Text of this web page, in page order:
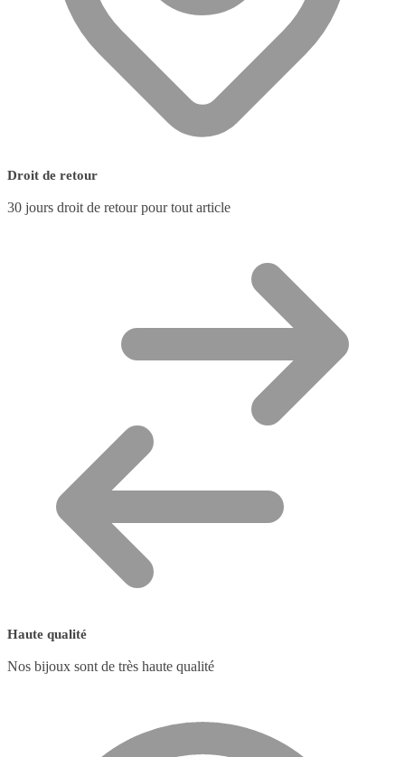
Droit de retour
30 jours droit de retour pour tout article
Haute qualité
Nos bijoux sont de très haute qualité